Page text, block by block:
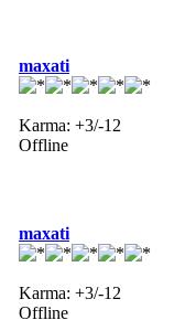
maxati
Karma: +3/-12
Offline
maxati
Karma: +3/-12
Offline